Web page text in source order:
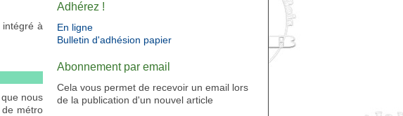
à
nous
de métro
Adhérez !
En ligne
Bulletin d'adhésion papier
Abonnement par email
Cela vous permet de recevoir un email lors
de la publication d'un nouvel article